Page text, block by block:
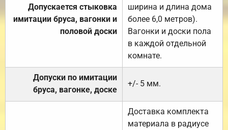
Допускается стыковка
имитации бруса, вагонки и
половой доски
ширина и длина дома
более 6,0 метров).
Вагонки и доски пола
в каждой отдельной
комнате.
Допуски по имитации
бруса, вагонке, доске
+/- 5 мм.
Доставка комплекта
материала в радиусе